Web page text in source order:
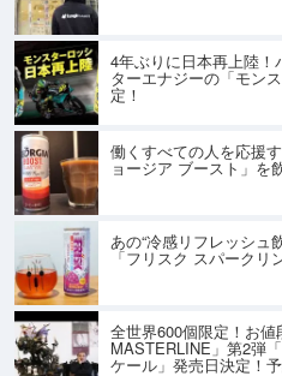
4年ぶりに日本再上陸！
ターエナジーの「モン
定！
働くすべての人を応援
ョージア ブースト」を
あの“冷感リフレッシュ
「フリスク スパークリ
全世界600個限定！お
MASTERLINE」第2弾
ケール」発売日決定！